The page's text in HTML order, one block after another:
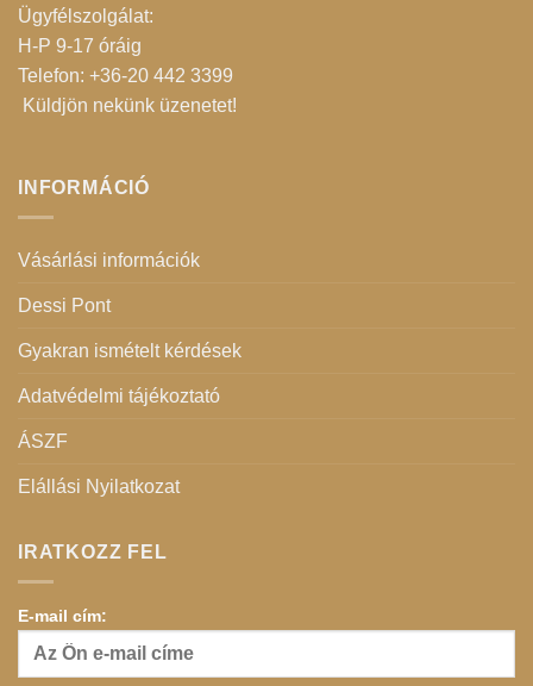
Ügyfélszolgálat:
H-P 9-17 óráig
Telefon: +36-20 442 3399
Küldjön nekünk üzenetet!
INFORMÁCIÓ
Vásárlási információk
Dessi Pont
Gyakran ismételt kérdések
Adatvédelmi tájékoztató
ÁSZF
Elállási Nyilatkozat
IRATKOZZ FEL
E-mail cím: